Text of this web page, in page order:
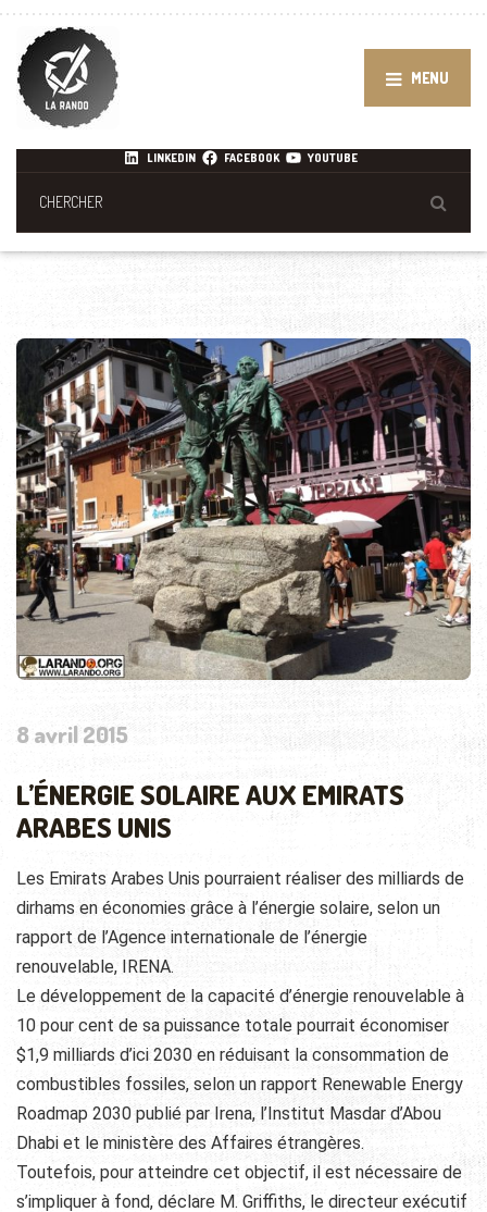
MENU
LINKEDIN FACEBOOK YOUTUBE
8 avril 2015
L’ÉNERGIE SOLAIRE AUX EMIRATS
ARABES UNIS
Les Emirats Arabes Unis pourraient réaliser des milliards de
dirhams en économies grâce à l’énergie solaire, selon un
rapport de l’Agence internationale de l’énergie
renouvelable, IRENA.
Le développement de la capacité d’énergie renouvelable à
10 pour cent de sa puissance totale pourrait économiser
$1,9 milliards d’ici 2030 en réduisant la consommation de
combustibles fossiles, selon un rapport Renewable Energy
Roadmap 2030 publié par Irena, l’Institut Masdar d’Abou
Dhabi et le ministère des Affaires étrangères.
Toutefois, pour atteindre cet objectif, il est nécessaire de
s’impliquer à fond, déclare M. Griffiths, le directeur exécutif